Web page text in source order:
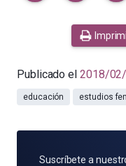
Publicado el 2018/
educación estudios
SUSCRÍBETE
Suscríbete a